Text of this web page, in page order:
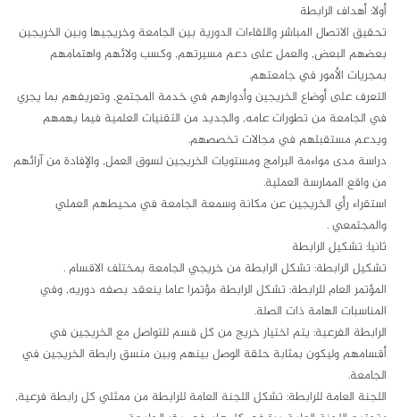
أولا: أهداف الرابطة
تحقيق الاتصال المباشر واللقاءات الدورية بين الجامعة وخريجيها وبين الخريجين
بعضهم البعض, والعمل على دعم مسيرتهم, وكسب ولائهم واهتمامهم
بمجريات الأمور في جامعتهم.
التعرف على أوضاع الخريجين وأدوارهم في خدمة المجتمع, وتعريفهم بما يجري
في الجامعة من تطورات عامه, والجديد من التقنيات العلمية فيما يهمهم
ويدعم مستقبلهم في مجالات تخصصهم.
دراسة مدى مواءمة البرامج ومستويات الخريجين لسوق العمل, والإفادة من آرائهم
من واقع الممارسة العملية.
استقراء رأي الخريجين عن مكانة وسمعة الجامعة في محيطهم العملي
والمجتمعي .
ثانيا: تشكيل الرابطة
تشكيل الرابطة: تشكل الرابطة من خريجي الجامعة بمختلف الاقسام .
المؤتمر العام للرابطة: تشكل الرابطة مؤتمرا عاما ينعقد بصفه دوريه, وفي
المناسبات الهامة ذات الصلة.
الرابطة الفرعية: يتم اختيار خريج من كل قسم للتواصل مع الخريجين في
أقسامهم وليكون بمثابة حلقة الوصل بينهم وبين منسق رابطة الخريجين في
الجامعة.
اللجنة العامة للرابطة: تشكل اللجنة العامة للرابطة من ممثلي كل رابطة فرعية,